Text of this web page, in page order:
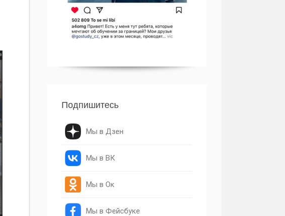
Подпишитесь
Мы в Дзен
Мы в ВК
Мы в Ок
Мы в Фейсбуке